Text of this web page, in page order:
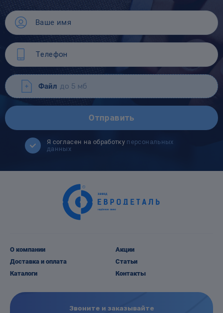
Файл до 5 мб
Отправить
Я согласен на обработку персональных
данных
О компании
Доставка и оплата
Каталоги
Акции
Статьи
Контакты
Звоните и заказывайте